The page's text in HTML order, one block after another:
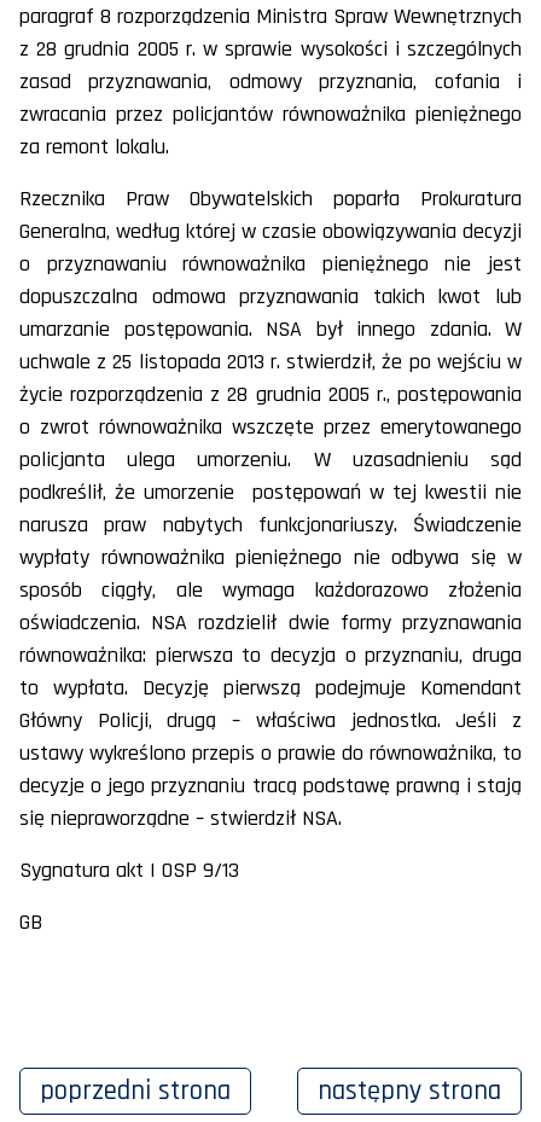
paragraf 8 rozporządzenia Ministra Spraw Wewnętrznych
z 28 grudnia 2005 r. w sprawie wysokości i szczególnych
zasad przyznawania, odmowy przyznania, cofania i
zwracania przez policjantów równoważnika pieniężnego
za remont lokalu.
Rzecznika Praw Obywatelskich poparła Prokuratura
Generalna, według której w czasie obowiązywania decyzji
o przyznawaniu równoważnika pieniężnego nie jest
dopuszczalna odmowa przyznawania takich kwot lub
umarzanie postępowania. NSA był innego zdania. W
uchwale z 25 listopada 2013 r. stwierdził, że po wejściu w
życie rozporządzenia z 28 grudnia 2005 r., postępowania
o zwrot równoważnika wszczęte przez emerytowanego
policjanta ulega umorzeniu. W uzasadnieniu sąd
podkreślił, że umorzenie postępowań w tej kwestii nie
narusza praw nabytych funkcjonariuszy. Świadczenie
wypłaty równoważnika pieniężnego nie odbywa się w
sposób ciągły, ale wymaga każdorazowo złożenia
oświadczenia. NSA rozdzielił dwie formy przyznawania
równoważnika: pierwsza to decyzja o przyznaniu, druga
to wypłata. Decyzję pierwszą podejmuje Komendant
Główny Policji, drugą – właściwa jednostka. Jeśli z
ustawy wykreślono przepis o prawie do równoważnika, to
decyzje o jego przyznaniu tracą podstawę prawną i stają
się niepraworządne – stwierdził NSA.
Sygnatura akt I OSP 9/13
GB
poprzedni strona następny strona